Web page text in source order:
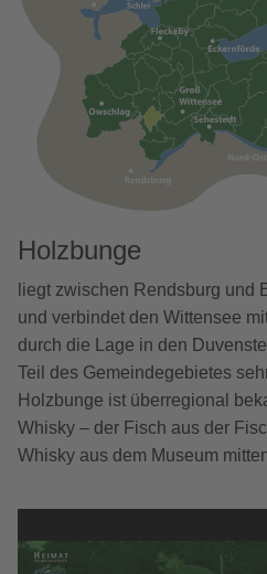
Holzbunge
liegt zwischen Rendsburg und
und verbindet den Wittensee
durch die Lage in den
Teil des Gemeindegebietes
Holzbunge ist überregional
Whisky – der Fisch aus der
Whisky aus dem Museum